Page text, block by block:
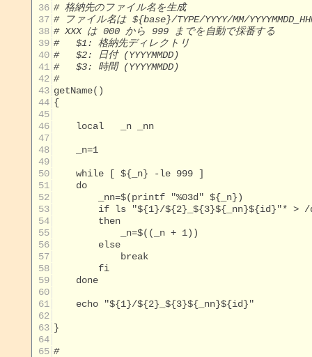
36 # 格納先のファイル名を生成
37 # ファイル名は ${base}/TYPE/YYYY/MM/
38 # XXX は 000 から 999 までを自動で採番する
39 #   $1: 格納先ディレクトリ
40 #   $2: 日付 (YYYYMMDD)
41 #   $3: 時間 (YYYYMMDD)
42 #
43
44
{
45
46
    local   _n _nn
47
48
    _n=1
49
50
51
    do
52
53
54
        then
55
56
        else
57
            break
58
        fi
59
    done
60
61
62
63
64
65 #